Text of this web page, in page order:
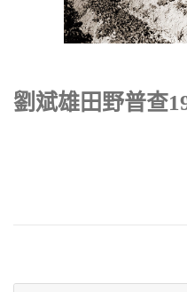
劉斌雄田野普查